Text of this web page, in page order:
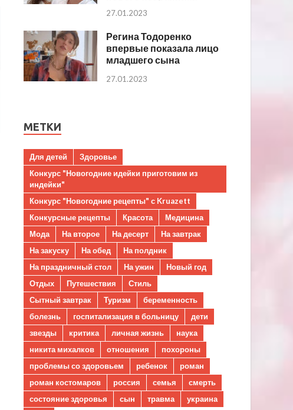
27.01.2023
Регина Тодоренко
впервые показала лицо
младшего сына
27.01.2023
МЕТКИ
Для детей
Здоровье
Конкурс "Новогодние идейки приготовим из
индейки"
Конкурс "Новогодние рецепты" с Kruazett
Конкурсные рецепты
Красота
Медицина
Мода
На второе На десерт
На завтрак
На закуску
На обед
На полдник
На праздничный стол
На ужин
Новый год
Отдых
Путешествия
Стиль
Сытный завтрак
Туризм
беременность
болезнь
госпитализация в больницу
дети
звезды
критика личная жизнь
наука
никита михалков
отношения
похороны
проблемы со здоровьем
ребенок
роман
роман костомаров
россия семья
смерть
состояние здоровья
сын травма украина